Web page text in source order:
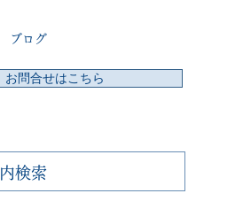
お問合せはこちら
ブログ